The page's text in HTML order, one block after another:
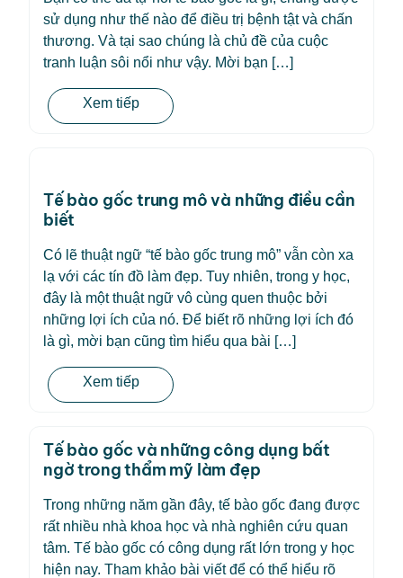
sử dụng như thế nào để điều trị bệnh tật và chấn
thương. Và tại sao chúng là chủ đề của cuộc
tranh luận sôi nổi như vậy. Mời bạn […]
Xem tiếp
Tế bào gốc trung mô và những điều cần
biết
Có lẽ thuật ngữ “tế bào gốc trung mô” vẫn còn xa
lạ với các tín đồ làm đẹp. Tuy nhiên, trong y học,
đây là một thuật ngữ vô cùng quen thuộc bởi
những lợi ích của nó. Để biết rõ những lợi ích đó
là gì, mời bạn cũng tìm hiểu qua bài […]
Xem tiếp
Tế bào gốc và những công dụng bất
ngờ trong thẩm mỹ làm đẹp
Trong những năm gần đây, tế bào gốc đang được
rất nhiều nhà khoa học và nhà nghiên cứu quan
tâm. Tế bào gốc có công dụng rất lớn trong y học
hiện nay. Tham khảo bài viết để có thể hiểu rõ